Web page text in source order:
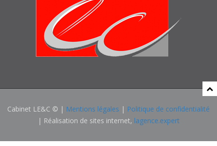
Cabinet LE&C © | Mentions légales | Politique de confidentialité
| Réalisation de sites internet, lagence.expert